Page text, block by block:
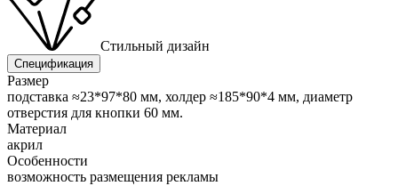
Стильный дизайн
Спецификация
Размер
подставка ≈23*97*80 мм, холдер ≈185*90*4 мм, диаметр
отверстия для кнопки 60 мм.
Материал
акрил
Особенности
возможность размещения рекламы